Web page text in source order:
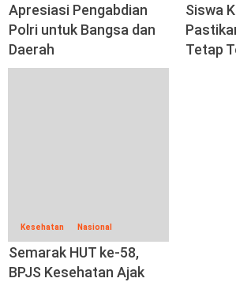
Apresiasi Pengabdian
Polri untuk Bangsa dan
Daerah
Siswa
Tetap
Kesehatan Nasional
Semarak HUT ke-58,
BPJS Kesehatan Ajak